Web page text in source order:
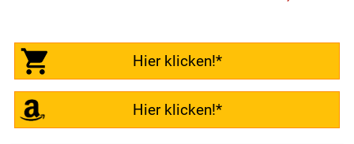
Hier klicken!*
Hier klicken!*